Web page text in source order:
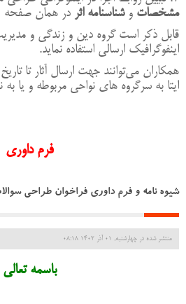
مشخصات وشناسنامه اثر در همان صفحه
قابل ذکر است گروه دین و زندگی و
اینفوگرافیک ارسالی استفاده نماید.
ایتا به سرگروه های نواحی مربوطه و یا به
فرم داوری
شیوه نامه و فرم داوری فراخوان طراحی
منتشر شده در چهارشنبه, 01 آذر 1402 08:18
باسمه تعالی